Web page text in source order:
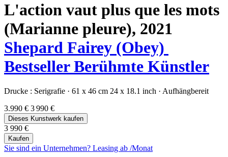
L'action vaut plus que les mots
(Marianne pleure), 2021
Shepard Fairey (Obey)
BestsellerBerühmte Künstler
Drucke : Serigrafie · 61 x 46 cm 24 x 18.1 inch · Aufhängbereit
3.990 € 3 990 €
Dieses Kunstwerk kaufen
3 990 €
Kaufen
Sie sind ein Unternehmen? Leasing ab /Monat